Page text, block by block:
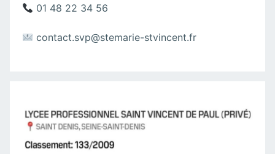
01 48 22 34 56
contact.svp@stemarie-stvincent.fr